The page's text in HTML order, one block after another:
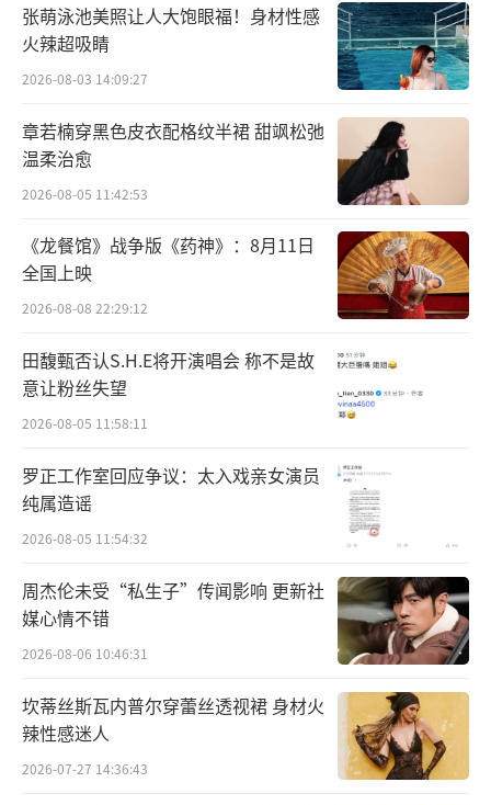
们自带的活力会感染到所有的观众，也能更加
清晰地展现他们的成长，所以这不仅是一档音
乐综艺，也是一档用音乐记录大学生成长的日
记。
明星造浪师倾情加盟，共助翻浪惊喜加倍
据悉，《翻滚吧！音浪！》邀请了龚琳
娜、伯远、旅行团乐队、梁龙、焦迈奇及陆柯
任辅导员，他们将陪伴10位大学生踏上一段独
特的游学之旅。
这段旅程不仅是一次融合了传统文化与现
代潮流的音乐盛宴，也是一次展现青春活力和
创造力的魅力舞台，期待大学生们与造浪师碰
张萌泳池美照让人大饱眼福！身材性感
火辣超吸睛
2026-08-03 14:09:27
章若楠穿黑色皮衣配格纹半裙 甜飒松弛
温柔治愈
2026-08-05 11:42:53
《龙餐馆》战争版《药神》：8月11日
全国上映
2026-08-08 22:29:12
田馥甄否认S.H.E将开演唱会 称不是故
意让粉丝失望
2026-08-05 11:58:11
罗正工作室回应争议：太入戏亲女演员
纯属造谣
2026-08-05 11:54:32
周杰伦未受“私生子”传闻影响 更新社
媒心情不错
2026-08-06 10:46:31
坎蒂丝斯瓦内普尔穿蕾丝透视裙 身材火
辣性感迷人
2026-07-27 14:36:43